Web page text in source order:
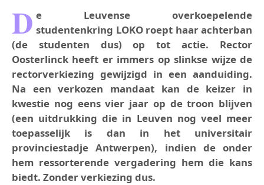
D e Leuvense overkoepelende
studentenkring LOKO roept haar achterban
(de studenten dus) op tot actie. Rector
Oosterlinck heeft er immers op slinkse wijze de
rectorverkiezing gewijzigd in een aanduiding.
Na een verkozen mandaat kan de keizer in
kwestie nog eens vier jaar op de troon blijven
(een uitdrukking die in Leuven nog veel meer
toepasselijk is dan in het universitair
provinciestadje Antwerpen), indien de onder
hem ressorterende vergadering hem die kans
biedt. Zonder verkiezing dus.